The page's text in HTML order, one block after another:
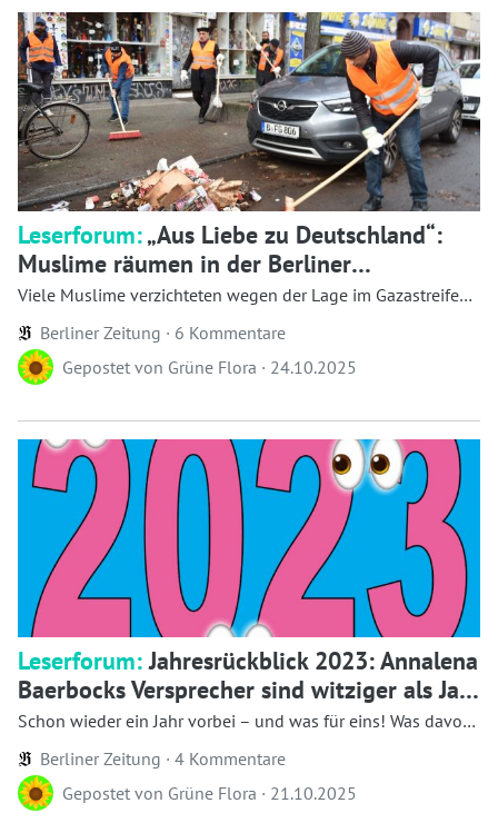
Leserforum:„Aus Liebe zu Deutschland“:
Muslime räumen in der Berliner
Sonnenallee Silvesterdreck weg
Viele Muslime verzichteten wegen der Lage im Gazastreifen
Berliner Zeitung · 6 Kommentare
Gepostet von Grüne Flora · 24.10.2025
Leserforum:Jahresrückblick 2023: Annalena
Baerbocks Versprecher sind witziger als Jan
Böhmermann
Schon wieder ein Jahr vorbei – und was für eins! Was davon
Berliner Zeitung · 4 Kommentare
Gepostet von Grüne Flora · 21.10.2025